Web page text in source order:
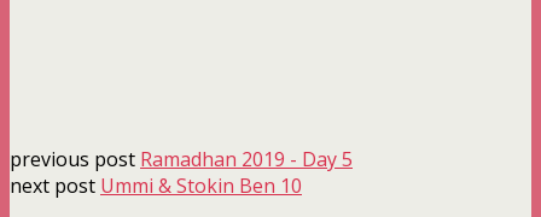
previous post Ramadhan 2019 - Day 5
next post Ummi & Stokin Ben 10